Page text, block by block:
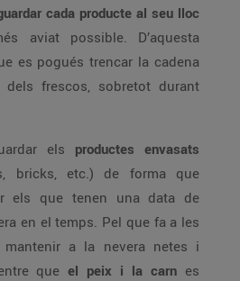
cada producte al seu lloc
aviat possible. D’aquesta
es pogués trencar la cadena
frescos, sobretot durant
els productes envasats
bricks, etc.) de forma que
els que tenen una data de
en el temps. Pel que fa a les
mantenir a la nevera netes i
que el peix i la carn es